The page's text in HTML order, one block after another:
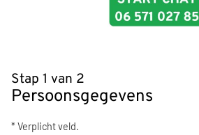
Stap 1 van 2
Persoonsgegevens
* Verplicht veld.